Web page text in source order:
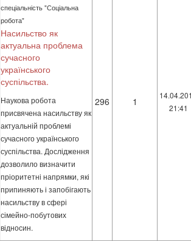
спеціальність "Соціальна
робота"
Насильство як
актуальна проблема
сучасного
українського
суспільства.
Наукова робота
присвячена насильству як
актуальній проблемі
сучасного українського
суспільства. Дослідження
дозволило визначити
пріоритетні напрямки, які
припиняють і запобігають
насильству в сфері
сімейно-побутових
відносин.
296 1
21:41